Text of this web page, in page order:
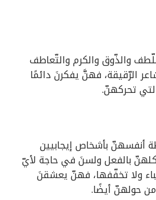
والذّوق والكرم والتّعاطف
الرّقيقة، فهنَّ يفكرنَ دائمًا
تحركهنّ.
أنفسهنّ بأشخاص إيجابيين
بالفعل ولسنَ في حاجة لأيّ
ولا تخفّفها، فهنّ يعشقنَ
حولهنّ أيضًا.